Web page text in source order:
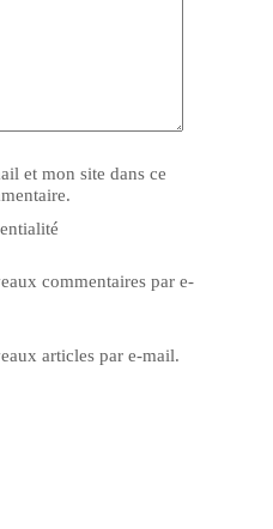
et mon site dans ce
commentaires par e-
articles par e-mail.